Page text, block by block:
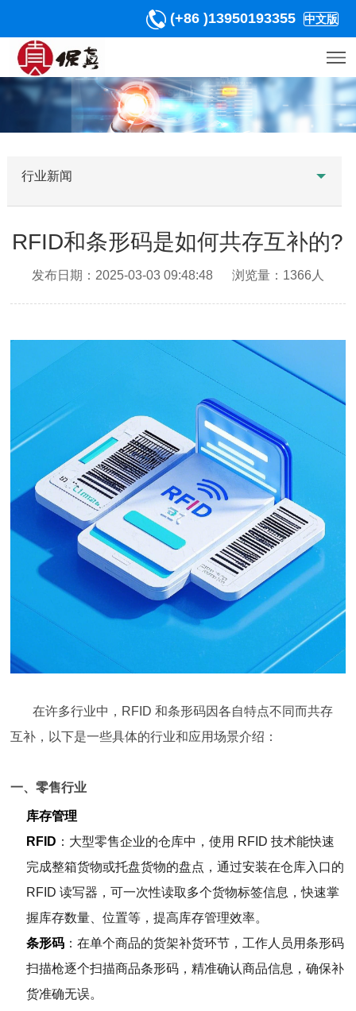
(+86 )13950193355 中文版
行业新闻
RFID和条形码是如何共存互补的?
发布日期：2025-03-03 09:48:48 浏览量：1366人
在许多行业中，RFID 和条形码因各自特点不同而共存
互补，以下是一些具体的行业和应用场景介绍：
一、零售行业
库存管理
RFID ：大型零售企业的仓库中，使用 RFID 技术能快速
完成整箱货物或托盘货物的盘点，通过安装在仓库入口的
RFID 读写器，可一次性读取多个货物标签信息，快速掌
握库存数量、位置等，提高库存管理效率。
条形码 ：在单个商品的货架补货环节，工作人员用条形码
扫描枪逐个扫描商品条形码，精准确认商品信息，确保补
货准确无误。